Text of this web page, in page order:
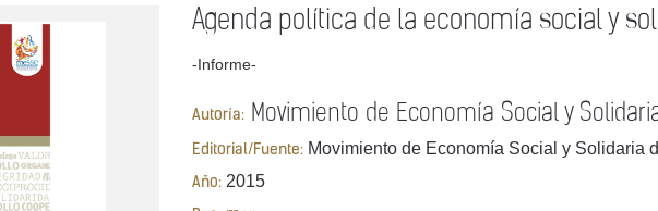
Agenda política de la economía social y
-Informe-
Autoría: Movimiento de Economía Social y
Editorial/Fuente: Movimiento de Economía Social y Solidaria
Año: 2015